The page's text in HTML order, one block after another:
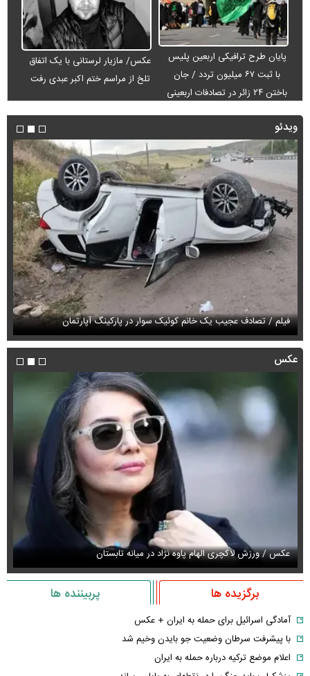
پایان طرح ترافیکی اربعین پلیس
با ثبت ۶۷ میلیون تردد / جان
باختن ۲۴ زائر در تصادفات اربعینی
عکس/ مازیار لرستانی با یک اتفاق
تلخ از مراسم ختم اکبر عبدی رفت
ویدئو
فیلم / تصادف عجیب یک خانم کوئیک سوار در پارکینگ آپارتمان
عکس
عکس / ورزش لاکچری الهام پاوه نژاد در میانه تابستان
برگزیده ها پربیننده ها
آمادگی اسرائیل برای حمله به ایران + عکس
با پیشرفت سرطان وضعیت جو بایدن وخیم شد
اعلام موضع ترکیه درباره حمله به ایران